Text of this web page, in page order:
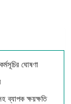
ঘোষণা
ব্যাপক ক্ষয়ক্ষতি